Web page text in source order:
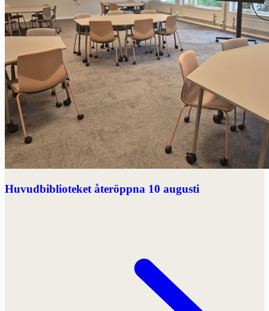
Huvudbiblioteket återöppna 10 augusti